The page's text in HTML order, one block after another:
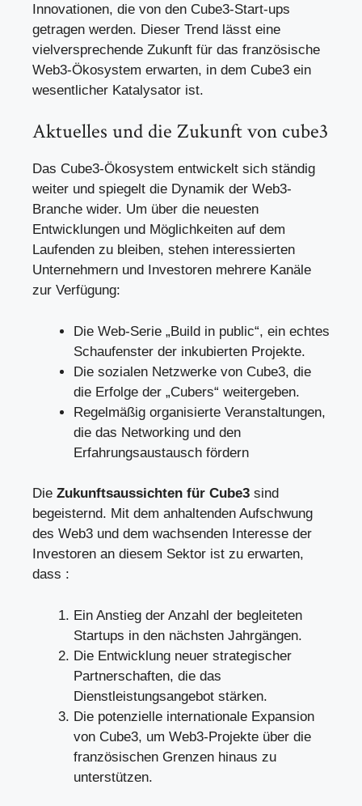
Innovationen, die von den Cube3-Start-ups
getragen werden. Dieser Trend lässt eine
vielversprechende Zukunft für das französische
Web3-Ökosystem erwarten, in dem Cube3 ein
wesentlicher Katalysator ist.
Aktuelles und die Zukunft von cube3
Das Cube3-Ökosystem entwickelt sich ständig
weiter und spiegelt die Dynamik der Web3-
Branche wider. Um über die neuesten
Entwicklungen und Möglichkeiten auf dem
Laufenden zu bleiben, stehen interessierten
Unternehmern und Investoren mehrere Kanäle
zur Verfügung:
Die Web-Serie „Build in public“, ein echtes
Schaufenster der inkubierten Projekte.
Die sozialen Netzwerke von Cube3, die
die Erfolge der „Cubers“ weitergeben.
Regelmäßig organisierte Veranstaltungen,
die das Networking und den
Erfahrungsaustausch fördern
Die Zukunftsaussichten für Cube3 sind
begeisternd. Mit dem anhaltenden Aufschwung
des Web3 und dem wachsenden Interesse der
Investoren an diesem Sektor ist zu erwarten,
dass :
Ein Anstieg der Anzahl der begleiteten
Startups in den nächsten Jahrgängen.
Die Entwicklung neuer strategischer
Partnerschaften, die das
Dienstleistungsangebot stärken.
Die potenzielle internationale Expansion
von Cube3, um Web3-Projekte über die
französischen Grenzen hinaus zu
unterstützen.